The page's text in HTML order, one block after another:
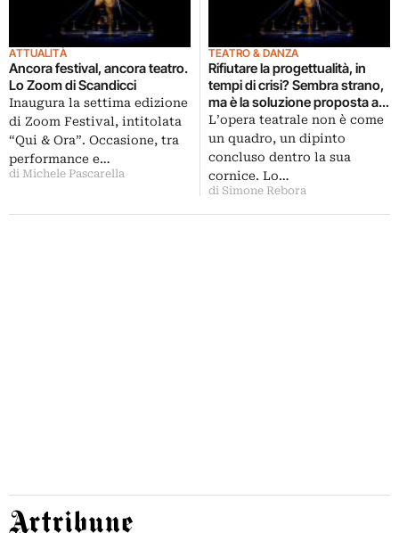
ATTUALITÀ
Ancora festival, ancora teatro.
Lo Zoom di Scandicci
Inaugura la settima edizione
di Zoom Festival, intitolata
“Qui & Ora”. Occasione, tra
performance e…
di Michele Pascarella
TEATRO & DANZA
Rifiutare la progettualità, in
tempi di crisi? Sembra strano,
ma è la soluzione proposta a
Firenze Scandicci dalla settima
edizione di Zoom: fra teatro,
danza e performance
L’opera teatrale non è come
un quadro, un dipinto
concluso dentro la sua
cornice. Lo…
di Simone Rebora
Artribune